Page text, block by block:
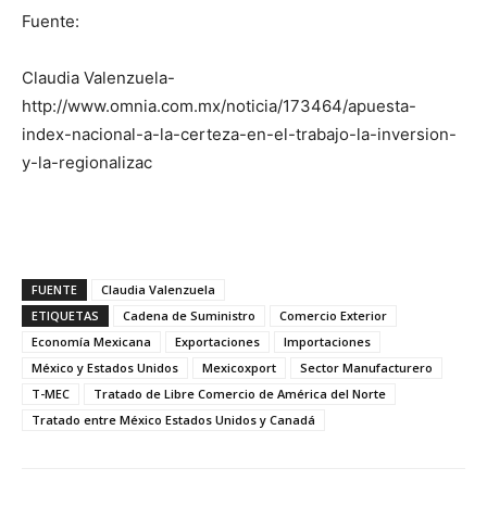
Fuente:
Claudia Valenzuela-
http://www.omnia.com.mx/noticia/173464/apuesta-
index-nacional-a-la-certeza-en-el-trabajo-la-inversion-
y-la-regionalizac
FUENTE
Claudia Valenzuela
ETIQUETAS
Cadena de Suministro
Comercio Exterior
Economía Mexicana
Exportaciones
Importaciones
México y Estados Unidos
Mexicoxport
Sector Manufacturero
T-MEC
Tratado de Libre Comercio de América del Norte
Tratado entre México Estados Unidos y Canadá